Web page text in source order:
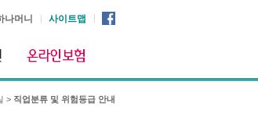
나머니 사이트맵
> 직업분류 및 위험등급 안내